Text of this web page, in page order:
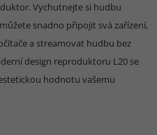
Vychutnejte si hudbu
snadno připojit svá zařízení,
a streamovat hudbu bez
design reproduktoru L20 se
hodnotu vašemu